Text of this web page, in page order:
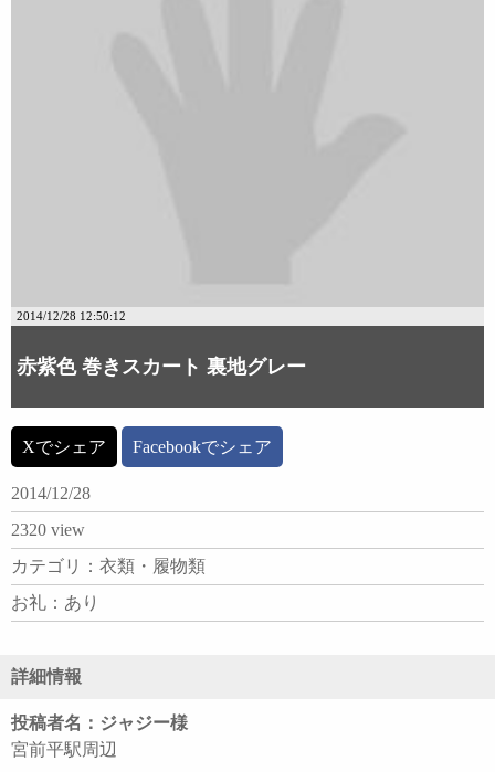
2014/12/28 12:50:12
赤紫色 巻きスカート 裏地グレー
Xでシェア Facebookでシェア
2014/12/28
2320 view
カテゴリ：衣類・履物類
お礼：あり
詳細情報
投稿者名：ジャジー様
宮前平駅周辺